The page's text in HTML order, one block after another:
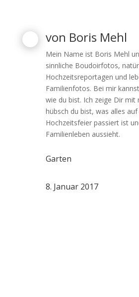
von Boris Mehl
Mein Name ist Boris Mehl
sinnliche Boudoirfotos,
Hochzeitsreportagen und
Familienfotos. Bei mir
wie du bist. Ich zeige Dir mit
hübsch du bist, was alles auf
Hochzeitsfeier passiert ist
Familienleben aussieht.
Garten
8. Januar 2017